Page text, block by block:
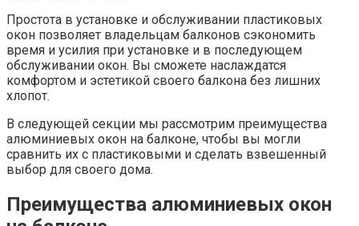
Простота в установке и обслуживании пластиковых
окон позволяет владельцам балконов сэкономить
время и усилия при установке и в последующем
обслуживании окон.​ Вы сможете наслаждатся
комфортом и эстетикой своего балкона без лишних
хлопот.
В следующей секции мы рассмотрим преимущества
алюминиевых окон на балконе, чтобы вы могли
сравнить их с пластиковыми и сделать взвешенный
выбор для своего дома.​
Преимущества алюминиевых окон